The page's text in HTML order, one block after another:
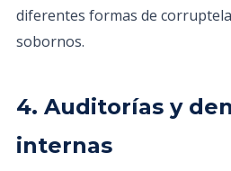
diferentes formas de
sobornos.
4. Auditorías y
internas